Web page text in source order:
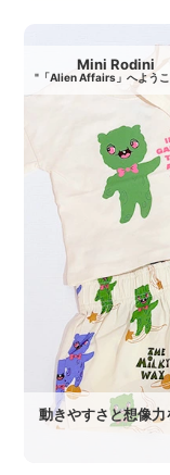
Mini Rodini
"「Alien Affairs」へよう
動きやすさと想像